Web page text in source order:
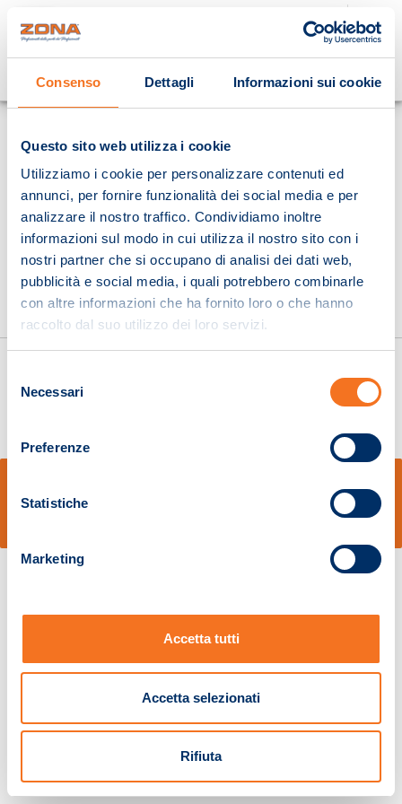
Consenso Dettagli Informazioni sui cookie
Questo sito web utilizza i cookie
Utilizziamo i cookie per personalizzare contenuti ed
annunci, per fornire funzionalità dei social media e per
analizzare il nostro traffico. Condividiamo inoltre
informazioni sul modo in cui utilizza il nostro sito con i
nostri partner che si occupano di analisi dei dati web,
pubblicità e social media, i quali potrebbero combinarle
con altre informazioni che ha fornito loro o che hanno
raccolto dal suo utilizzo dei loro servizi.
delNecessari
Preferenze
Statistiche
Marketing
Accetta tutti
Accetta selezionati
Rifiuta
Cosa stai cercando?
Pistoia 01680210505 – R.E.A. n.155974 - Cap.Soc. € 2.000.000,00 i.v. La
Società adotta il Codice Etico D.lgs. 231/01